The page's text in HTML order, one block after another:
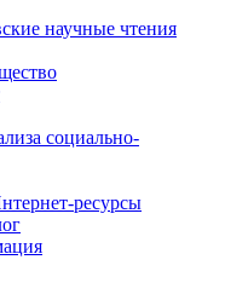
научные чтения
социально-
ресурсы